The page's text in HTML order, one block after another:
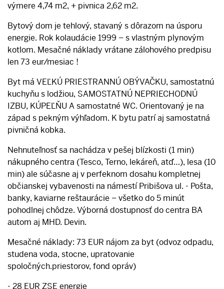
výmere 4,74 m2, + pivnica 2,62 m2.
Bytový dom je tehlový, stavaný s dôrazom na úsporu
energie. Rok kolaudácie 1999 – s vlastným plynovým
kotlom. Mesačné náklady vrátane zálohového predpisu
len 73 eur/mesiac !
Byt má VEĽKÚ PRIESTRANNÚ OBÝVAČKU, samostatnú
kuchyňu s lodžiou, SAMOSTATNÚ NEPRIECHODNÚ
IZBU, KÚPEĽŇU A samostatné WC. Orientovaný je na
západ s pekným výhľadom. K bytu patrí aj samostatná
pivničná kobka.
Nehnuteľnosť sa nachádza v pešej blízkosti (1 min)
nákupného centra (Tesco, Terno, lekáreň, atď…), lesa (10
min) ale súčasne aj v perfeknom dosahu kompletnej
občianskej vybavenosti na námestí Pribišova ul. - Pošta,
banky, kaviarne reštaurácie – všetko do 5 minút
pohodlnej chôdze. Výborná dostupnosť do centra BA
autom aj MHD. Devin.
Mesačné náklady: 73 EUR nájom za byt (odvoz odpadu,
studena voda, stocne, upratovanie
spoločných.priestorov, fond opráv)
- 28 EUR ZSE energie